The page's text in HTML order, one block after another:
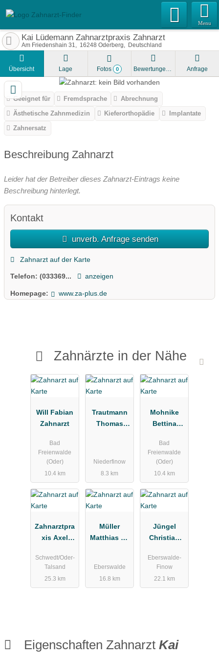
Menu
Kai Lüdemann Zahnarztpraxis Zahnarzt
Am Friedenshain 31 16248 Oderberg Deutschland
Übersicht Lage Fotos 0 Bewertungen Anfrage
Geeignet für Fremdsprache
Abrechnung
Ästhetische Zahnmedizin
Kieferorthopädie
Implantate
Zahnersatz
Beschreibung Zahnarzt
Leider hat der Betreiber dieses Zahnarzt-Eintrags keine
Beschreibung hinterlegt.
Kontakt
unverb. Anfrage senden
Zahnarzt auf der Karte
Telefon: (033369... anzeigen
Homepage: www.za-plus.de
Zahnärzte in der Nähe
Will Fabian
Zahnarzt
Bad
Freienwalde
(Oder)
10.4 km
Trautmann
Thomas
Niederfinow
8.3 km
Mohnike
Bettina
Fachzahnärz
Fabian
Bad
Freienwalde
(Oder)
10.4 km
Zahnarztpra
xis Axel
Zahnarztpra
xis
Schwedt/Oder-
Talsand
25.3 km
Müller
Matthias Dr.
Eberswalde
16.8 km
Jüngel
Christian
xis
Eberswalde-
Finow
22.1 km
Eigenschaften Zahnarzt Kai